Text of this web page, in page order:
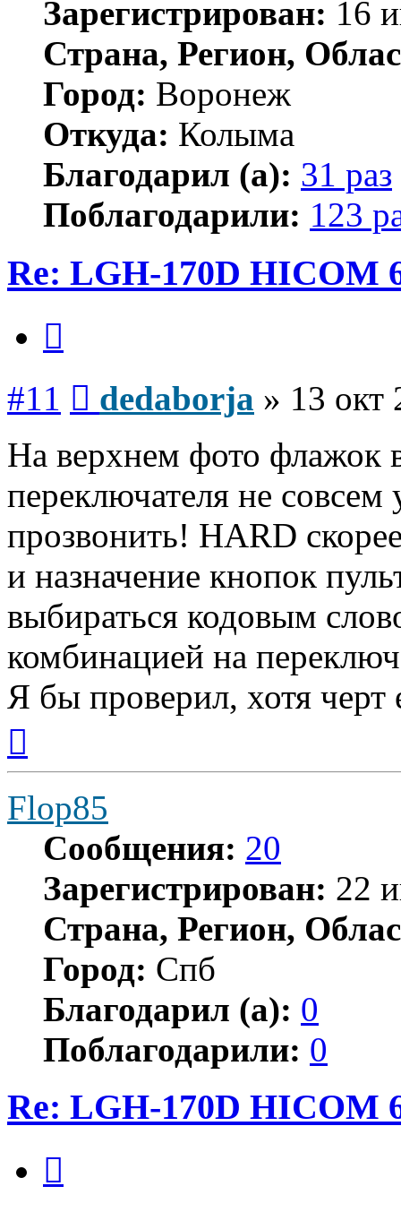
Зарегистрирован: 16
Страна, Регион,
Город: Воронеж
Откуда: Колыма
Благодарил (а): 31 раз
Поблагодарили: 123
Re: LGH-170D HICOM
#11 dedaborja » 13 окт
На верхнем фото флажок
переключателя не
прозвонить! HARD
и назначение кнопок
выбираться кодовым
комбинацией на
Я бы проверил, хотя черт
началу
Flop85
Сообщения: 20
Зарегистрирован: 22
Страна, Регион,
Город: Спб
Благодарил (а): 0
Поблагодарили: 0
Re: LGH-170D HICOM